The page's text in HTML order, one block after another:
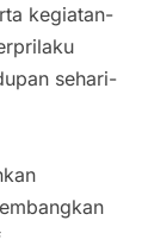
kegiatan-
sehari-